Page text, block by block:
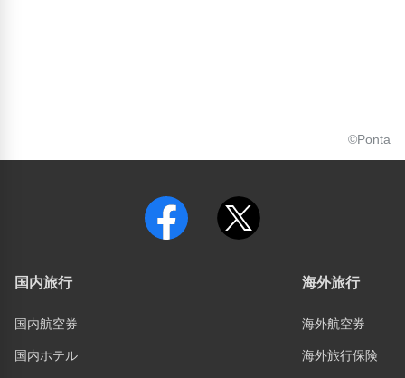
©Ponta
国内旅行
国内航空券
国内ホテル
海外旅行
海外航空券
海外旅行保険